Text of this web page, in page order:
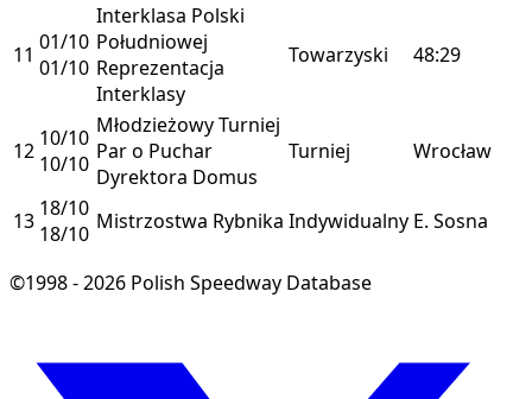
11 01/10
01/10
Interklasa Polski
Południowej
Reprezentacja
Interklasy
Towarzyski 48:29
12 10/10
10/10
Młodzieżowy Turniej
Par o Puchar
Dyrektora Domus
Turniej Wrocław
13 18/10
18/10 Mistrzostwa Rybnika Indywidualny E. Sosna
©1998 - 2026 Polish Speedway Database